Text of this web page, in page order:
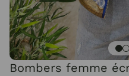
Bombers femme